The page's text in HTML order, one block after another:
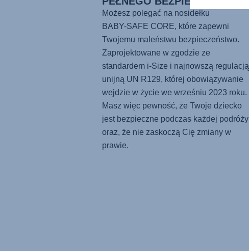
Możesz polegać na nosidełku
BABY-SAFE CORE, które zapewni
Twojemu maleństwu bezpieczeństwo.
Zaprojektowane w zgodzie ze
standardem i-Size i najnowszą regulacją
unijną UN R129, której obowiązywanie
wejdzie w życie we wrześniu 2023 roku.
Masz więc pewność, że Twoje dziecko
jest bezpieczne podczas każdej podróży
oraz, że nie zaskoczą Cię zmiany w
prawie.